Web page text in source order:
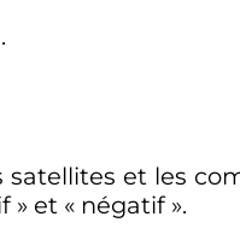
et les
» et « négatif ».